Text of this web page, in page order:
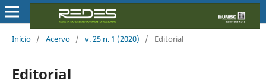
Início / Acervo / v. 25 n. 1 (2020) / Editorial
Editorial